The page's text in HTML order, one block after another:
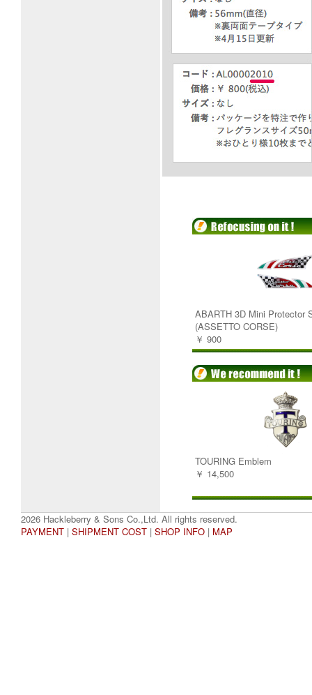
ABARTH 3D Mini Protector
(ASSETTO CORSE)
￥ 900
TOURING Emblem
￥ 14,500
2026 Hackleberry & Sons Co.,Ltd. All rights reserved.
PAYMENT | SHIPMENT COST | SHOP INFO | MAP